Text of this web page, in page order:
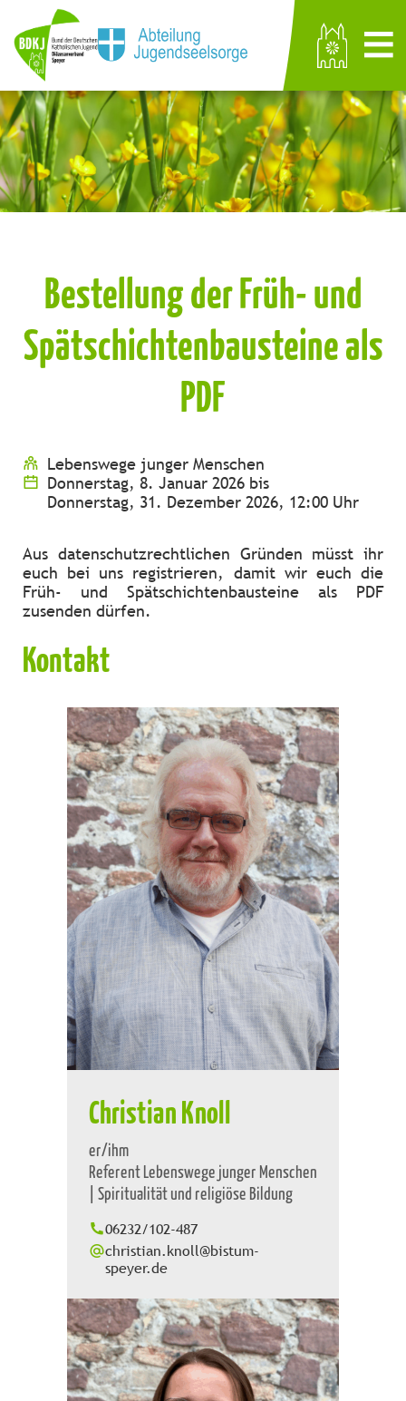
Bestellung der Früh- und
Spätschichtenbausteine als
PDF
Lebenswege junger Menschen
Donnerstag, 8. Januar 2026 bis
Donnerstag, 31. Dezember 2026, 12:00 Uhr
Aus datenschutzrechtlichen Gründen müsst ihr
euch bei uns registrieren, damit wir euch die
Früh- und Spätschichtenbausteine als PDF
zusenden dürfen.
Kontakt
Christian Knoll
er/ihm
Referent Lebenswege junger Menschen
| Spiritualität und religiöse Bildung
06232/102-487
christian.knoll@bistum-
speyer.de